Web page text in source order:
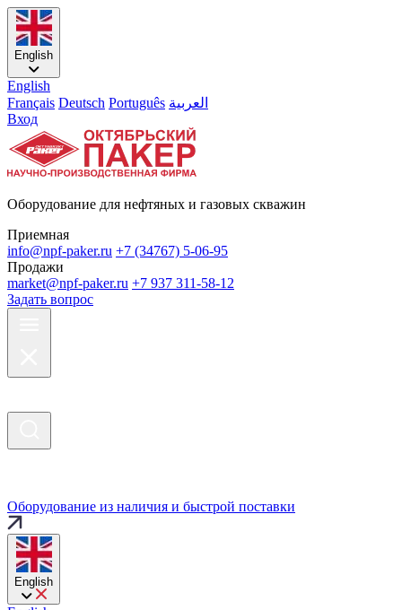
English
English
Français Deutsch Português العربية
Вход
Оборудование для нефтяных и газовых скважин
Приемная
info@npf-paker.ru +7 (34767) 5-06-95
Продажи
market@npf-paker.ru +7 937 311-58-12
Задать вопрос
Оборудование из наличия и быстрой поставки
English